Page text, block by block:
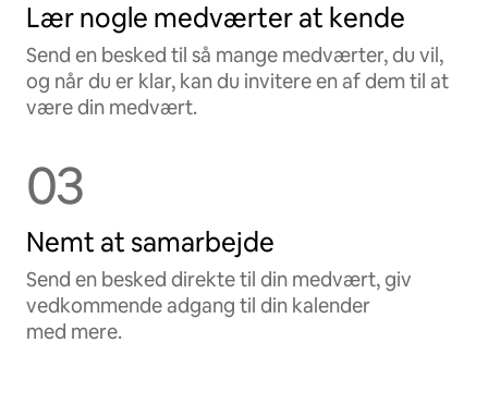
Lær nogle medværter at kende
Send en besked til så mange medværter, du vil,
og når du er klar, kan du invitere en af dem til at
være din medvært.
03
Nemt at samarbejde
Send en besked direkte til din medvært, giv
vedkommende adgang til din kalender
med mere.